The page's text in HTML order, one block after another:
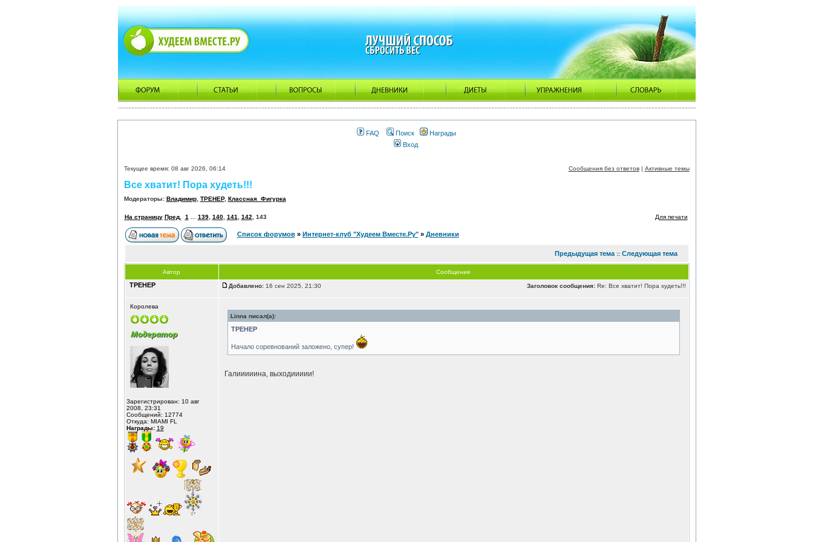
FAQ Поиск
Награды
Вход
Текущее время: 08 авг 2026, 06:14 Сообщения без ответов| Активные темы
Все хватит! Пора худеть!!!
Модераторы: Владимир, ТРЕНЕР, Классная_Фигурка
На страницу Пред. 1 139, 140, 141 142 143 Для печати
Список форумов» Интернет-клуб "Худеем Вместе.Ру"» Дневники
Предыдущая тема:: Следующая тема
Автор Сообщение
ТРЕНЕР Заголовок сообщения:Re: Все хватит! Пора худеть!!!
Добавлено:16 сен 2025, 21:30
Королева
Зарегистрирован: 10 авг
2008, 23:31
Сообщений: 12774
Откуда: MIAMI FL
Награды: 19
Linna писал(а):
ТРЕНЕР
Начало соревнований заложено, супер!
Галииииина, выходиииии!